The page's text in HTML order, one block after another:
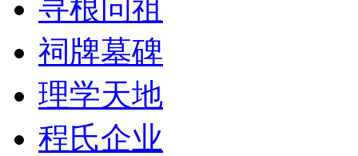
寻根问祖
祠牌墓碑
理学天地
程氏企业